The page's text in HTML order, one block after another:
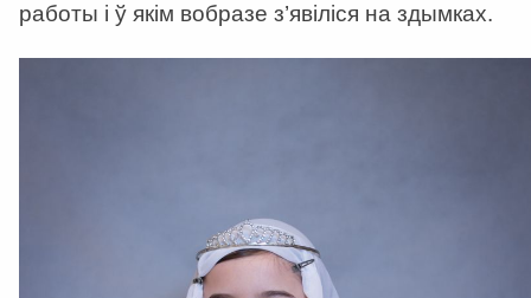
работы і ў якім вобразе з’явіліся на здымках.